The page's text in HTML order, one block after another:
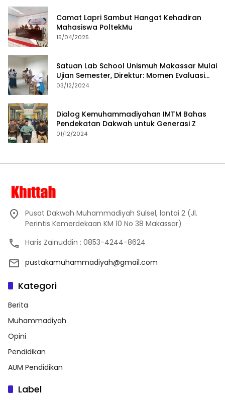
Camat Lapri Sambut Hangat Kehadiran
Mahasiswa PoltekMu
15/04/2025
Satuan Lab School Unismuh Makassar Mulai
Ujian Semester, Direktur: Momen Evaluasi
Proses Pembelajaran
03/12/2024
Dialog Kemuhammadiyahan IMTM Bahas
Pendekatan Dakwah untuk Generasi Z
01/12/2024
Pusat Dakwah Muhammadiyah Sulsel, lantai 2 (Jl.
Perintis Kemerdekaan KM 10 No 38 Makassar)
Haris Zainuddin : 0853-4244-8624
pustakamuhammadiyah@gmail.com
Kategori
Berita
Muhammadiyah
Opini
Pendidikan
AUM Pendidikan
Label